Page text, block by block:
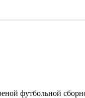
футбольной